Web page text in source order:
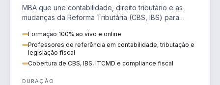
MBA que une contabilidade, direito tributário e as
mudanças da Reforma Tributária (CBS, IBS) para
Formação 100% ao vivo e online
Professores de referência em contabilidade, tributação e
legislação fiscal
Cobertura de CBS, IBS, ITCMD e compliance fiscal
DURAÇÃO